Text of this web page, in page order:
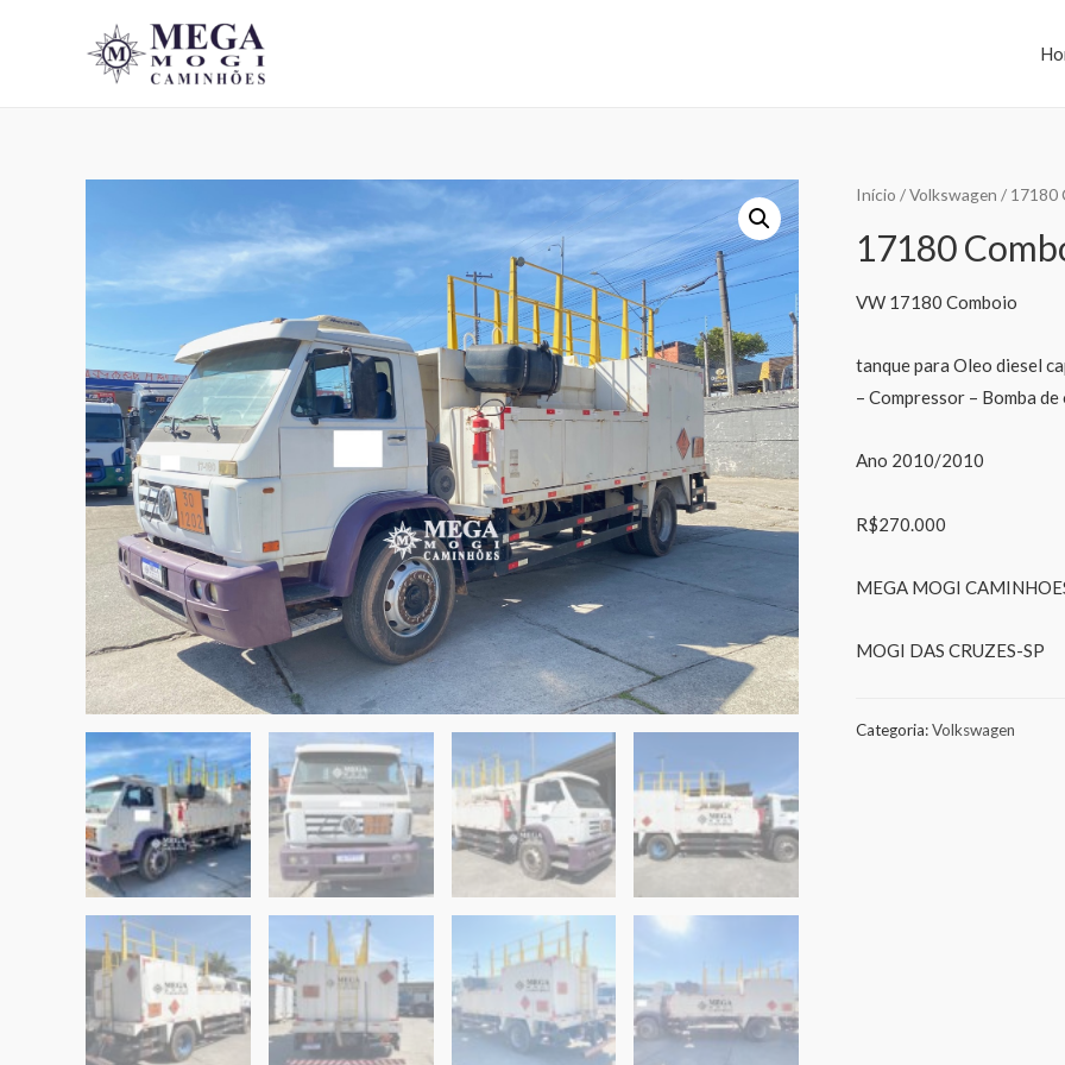
Início /Volkswagen / 17180
17180
VW 17180 Comboio
tanque para Oleo diesel
– Compressor – Bomba
Ano 2010/2010
R$270.000
MEGA MOGI
MOGI DAS CRUZES-SP
Categoria:Volkswagen